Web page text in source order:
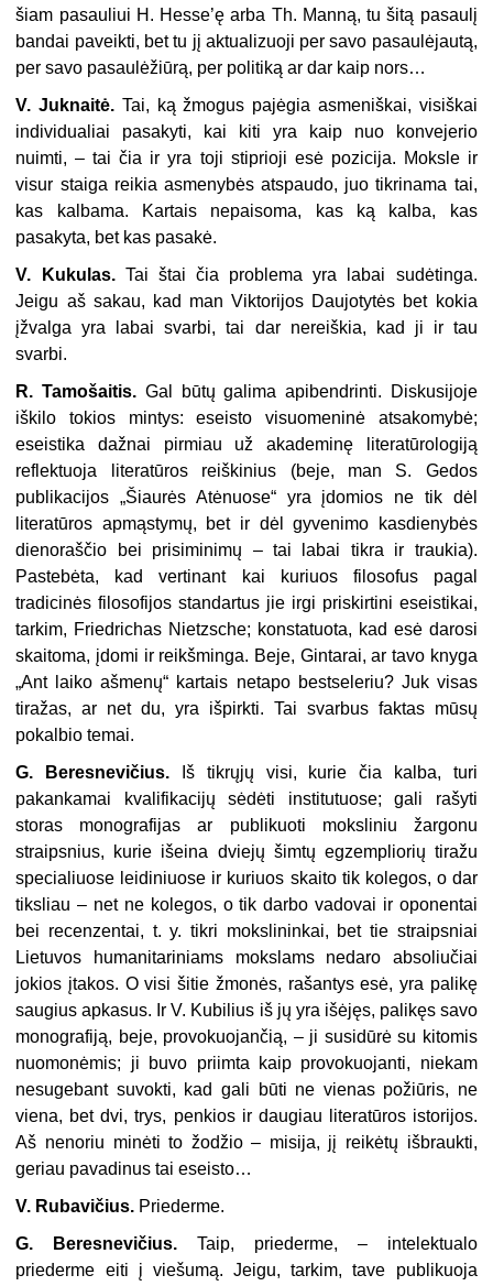
šiam pasauliui H. Hesse’ę arba Th. Manną, tu šitą pasaulį
bandai paveikti, bet tu jį aktualizuoji per savo pasaulėjautą,
per savo pasaulėžiūrą, per politiką ar dar kaip nors…
V. Juknaitė. Tai, ką žmogus pajėgia asmeniškai, visiškai
individualiai pasakyti, kai kiti yra kaip nuo konvejerio
nuimti, – tai čia ir yra toji stiprioji esė pozicija. Moksle ir
visur staiga reikia asmenybės atspaudo, juo tikrinama tai,
kas kalbama. Kartais nepaisoma, kas ką kalba, kas
pasakyta, bet kas pasakė.
V. Kukulas. Tai štai čia problema yra labai sudėtinga.
Jeigu aš sakau, kad man Viktorijos Daujotytės bet kokia
įžvalga yra labai svarbi, tai dar nereiškia, kad ji ir tau
svarbi.
R. Tamošaitis. Gal būtų galima apibendrinti. Diskusijoje
iškilo tokios mintys: eseisto visuomeninė atsakomybė;
eseistika dažnai pirmiau už akademinę literatūrologiją
reflektuoja literatūros reiškinius (beje, man S. Gedos
publikacijos „Šiaurės Atėnuose“ yra įdomios ne tik dėl
literatūros apmąstymų, bet ir dėl gyvenimo kasdienybės
dienoraščio bei prisiminimų – tai labai tikra ir traukia).
Pastebėta, kad vertinant kai kuriuos filosofus pagal
tradicinės filosofijos standartus jie irgi priskirtini eseistikai,
tarkim, Friedrichas Nietzsche; konstatuota, kad esė darosi
skaitoma, įdomi ir reikšminga. Beje, Gintarai, ar tavo knyga
„Ant laiko ašmenų“ kartais netapo bestseleriu? Juk visas
tiražas, ar net du, yra išpirkti. Tai svarbus faktas mūsų
pokalbio temai.
G. Beresnevičius. Iš tikrųjų visi, kurie čia kalba, turi
pakankamai kvalifikacijų sėdėti institutuose; gali rašyti
storas monografijas ar publikuoti moksliniu žargonu
straipsnius, kurie išeina dviejų šimtų egzempliorių tiražu
specialiuose leidiniuose ir kuriuos skaito tik kolegos, o dar
tiksliau – net ne kolegos, o tik darbo vadovai ir oponentai
bei recenzentai, t. y. tikri mokslininkai, bet tie straipsniai
Lietuvos humanitariniams mokslams nedaro absoliučiai
jokios įtakos. O visi šitie žmonės, rašantys esė, yra palikę
saugius apkasus. Ir V. Kubilius iš jų yra išėjęs, palikęs savo
monografiją, beje, provokuojančią, – ji susidūrė su kitomis
nuomonėmis; ji buvo priimta kaip provokuojanti, niekam
nesugebant suvokti, kad gali būti ne vienas požiūris, ne
viena, bet dvi, trys, penkios ir daugiau literatūros istorijos.
Aš nenoriu minėti to žodžio – misija, jį reikėtų išbraukti,
geriau pavadinus tai eseisto…
V. Rubavičius. Priederme.
G. Beresnevičius. Taip, priederme, – intelektualo
priederme eiti į viešumą. Jeigu, tarkim, tave publikuoja